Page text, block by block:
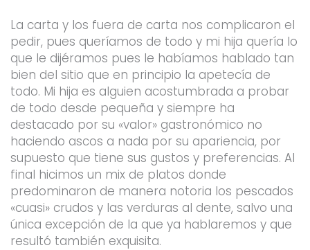
La carta y los fuera de carta nos complicaron el
pedir, pues queríamos de todo y mi hija quería lo
que le dijéramos pues le habíamos hablado tan
bien del sitio que en principio la apetecía de
todo. Mi hija es alguien acostumbrada a probar
de todo desde pequeña y siempre ha
destacado por su «valor» gastronómico no
haciendo ascos a nada por su apariencia, por
supuesto que tiene sus gustos y preferencias. Al
final hicimos un mix de platos donde
predominaron de manera notoria los pescados
«cuasi» crudos y las verduras al dente, salvo una
única excepción de la que ya hablaremos y que
resultó también exquisita.